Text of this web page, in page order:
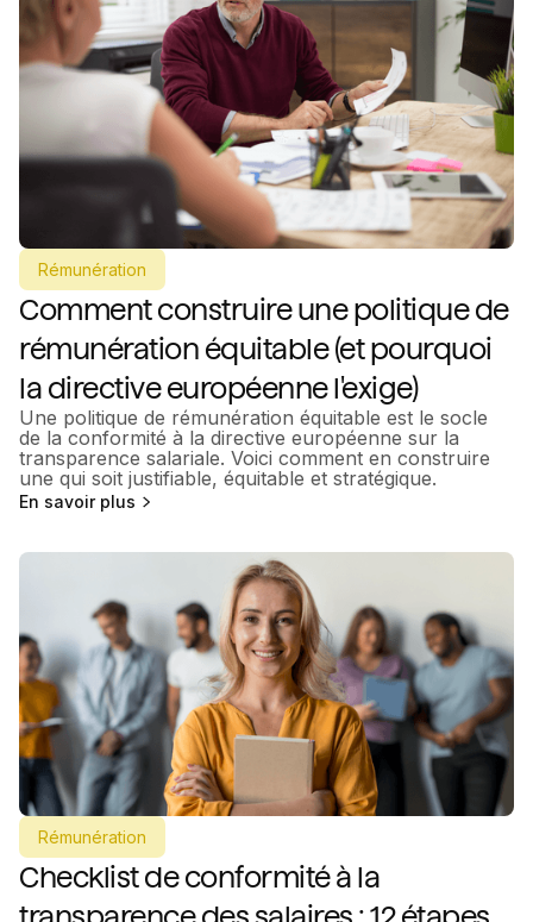
Rémunération
Comment construire une politique de
rémunération équitable (et pourquoi
la directive européenne l'exige)
Une politique de rémunération équitable est le socle
de la conformité à la directive européenne sur la
transparence salariale. Voici comment en construire
une qui soit justifiable, équitable et stratégique.
En savoir plus
Rémunération
Checklist de conformité à la